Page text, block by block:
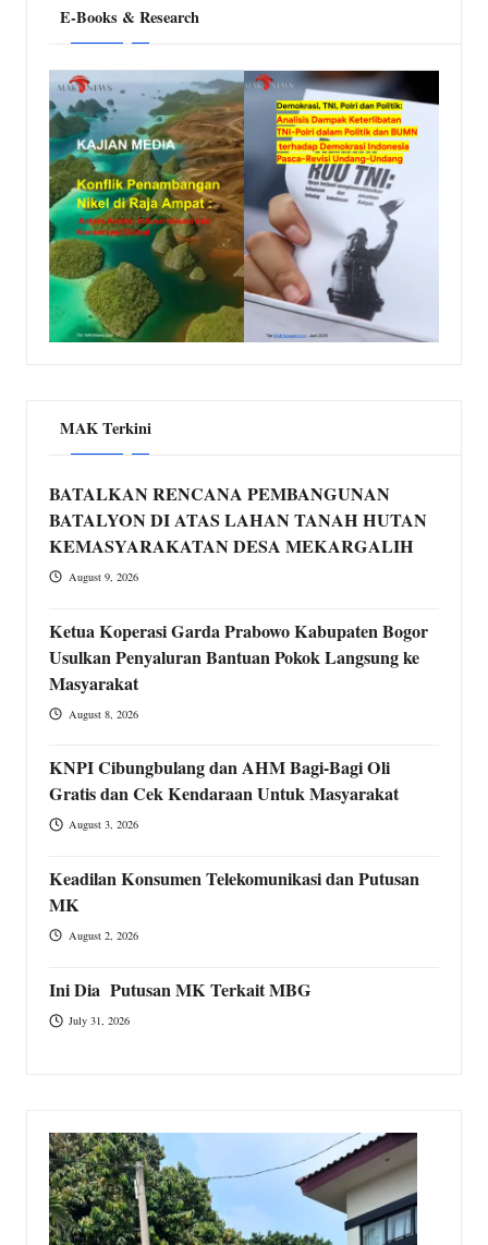
E-Books & Research
MAK Terkini
BATALKAN RENCANA PEMBANGUNAN
BATALYON DI ATAS LAHAN TANAH HUTAN
KEMASYARAKATAN DESA MEKARGALIH
August 9, 2026
Ketua Koperasi Garda Prabowo Kabupaten Bogor
Usulkan Penyaluran Bantuan Pokok Langsung ke
Masyarakat
August 8, 2026
KNPI Cibungbulang dan AHM Bagi-Bagi Oli
Gratis dan Cek Kendaraan Untuk Masyarakat
August 3, 2026
Keadilan Konsumen Telekomunikasi dan Putusan
MK
August 2, 2026
Ini Dia Putusan MK Terkait MBG
July 31, 2026